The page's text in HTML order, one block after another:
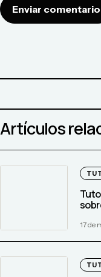
Enviar comentario
Artículos
17 de